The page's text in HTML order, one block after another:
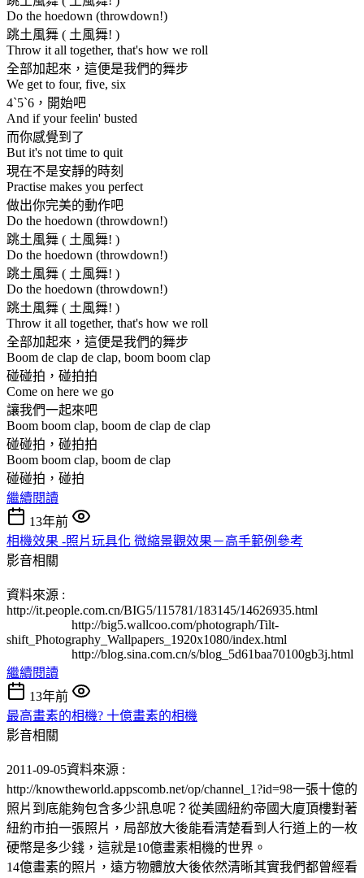
Do the hoedown (throwdown!)
跳土風舞 ( 土風舞! )
Throw it all together, that's how we roll
全部加起來，這便是我們的舞步
We get to four, five, six
4ˋ5ˋ6，開始吧
And if your feelin' busted
而你感覺到了
But it's not time to quit
現在不是安靜的時刻
Practise makes you perfect
做出你完美的動作吧
Do the hoedown (throwdown!)
跳土風舞 ( 土風舞! )
Do the hoedown (throwdown!)
跳土風舞 ( 土風舞! )
Do the hoedown (throwdown!)
跳土風舞 ( 土風舞! )
Throw it all together, that's how we roll
全部加起來，這便是我們的舞步
Boom de clap de clap, boom boom clap
碰碰拍，碰拍拍
Come on here we go
讓我們一起來吧
Boom boom clap, boom de clap de clap
碰碰拍，碰拍拍
Boom boom clap, boom de clap
碰碰拍，碰拍
繼續閱讀
13年前
相機效果 -照片玩具化 微縮景觀效果－高手範例參考
影音相關
資料來源 :
http://it.people.com.cn/BIG5/115781/183145/14626935.html
http://big5.wallcoo.com/photograph/Tilt-
shift_Photography_Wallpapers_1920x1080/index.html
http://blog.sina.com.cn/s/blog_5d61baa70100gb3j.html
繼續閱讀
13年前
最高畫素的相機? 十億畫素的相機
影音相關
2011-09-05資料來源 :
http://knowtheworld.appscomb.net/op/channel_1?id=98一張十億的
照片到底能夠包含多少訊息呢？從美國紐約帝國大廈頂樓對著
紐約市拍一張照片，局部放大後能看清楚看到人行道上的一枚
硬幣是多少錢，這就是10億畫素相機的世界。
14億畫素的照片，遠方物體放大後依然清晰其實我們都曾經看